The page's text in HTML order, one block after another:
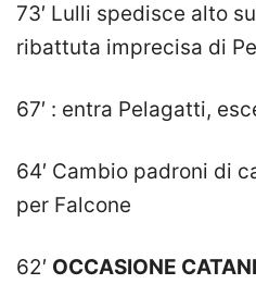
73′ Lulli spedisce alto
ribattuta imprecisa di
67′ : entra Pelagatti,
64′ Cambio padroni di
per Falcone
62′ OCCASIONE